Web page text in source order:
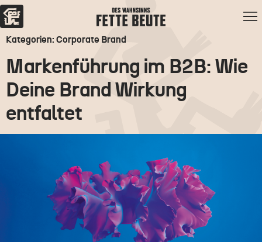
Kategorien: Corporate Brand
Markenführung im B2B: Wie
Deine Brand Wirkung
entfaltet